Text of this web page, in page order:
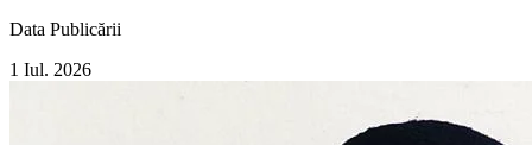
Data Publicării
1 Iul. 2026